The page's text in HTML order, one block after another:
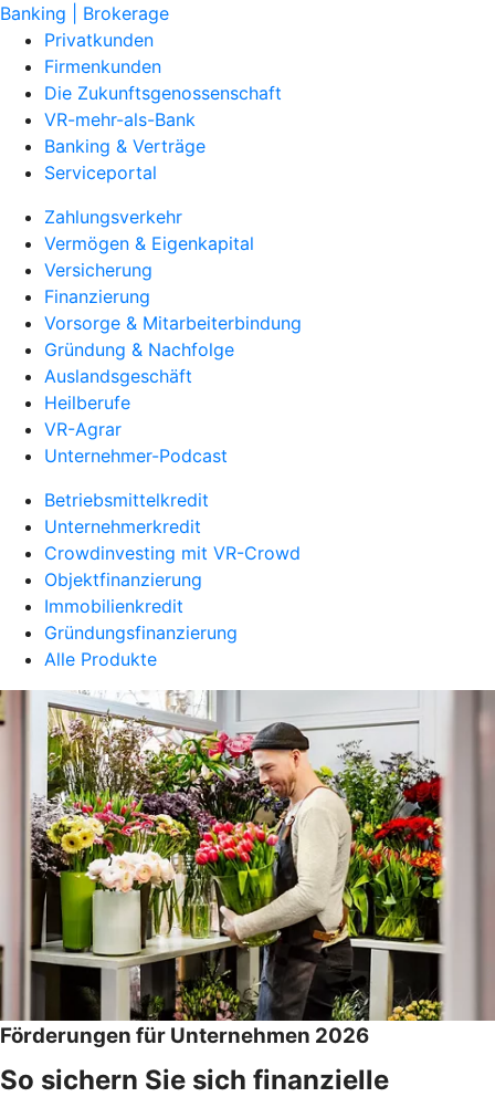
Banking | Brokerage
Privatkunden
Firmenkunden
Die Zukunftsgenossenschaft
VR-mehr-als-Bank
Banking & Verträge
Serviceportal
Zahlungsverkehr
Vermögen & Eigenkapital
Versicherung
Finanzierung
Vorsorge & Mitarbeiterbindung
Gründung & Nachfolge
Auslandsgeschäft
Heilberufe
VR-Agrar
Unternehmer-Podcast
Betriebsmittelkredit
Unternehmerkredit
Crowdinvesting mit VR-Crowd
Objektfinanzierung
Immobilienkredit
Gründungsfinanzierung
Alle Produkte
Förderungen für Unternehmen 2026
So sichern Sie sich finanzielle